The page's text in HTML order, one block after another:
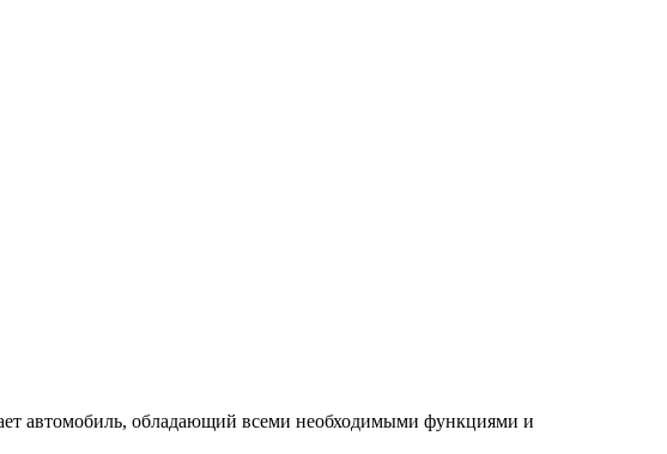
автомобиль, обладающий всеми необходимыми функциями и